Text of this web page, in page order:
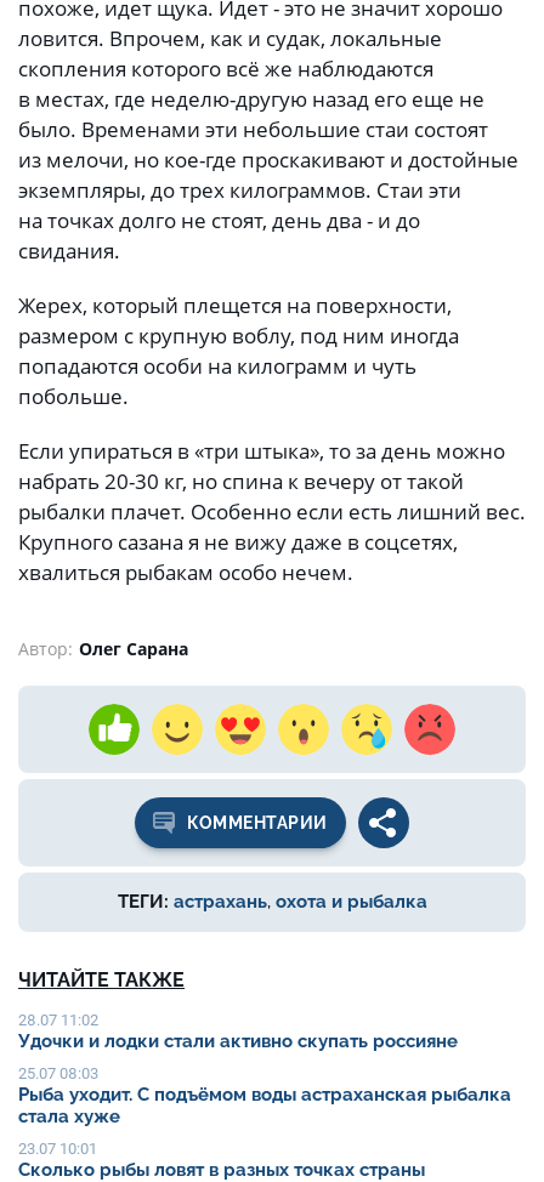
похоже, идет щука. Идет - это не значит хорошо
ловится. Впрочем, как и судак, локальные
скопления которого всё же наблюдаются
в местах, где неделю-другую назад его еще не
было. Временами эти небольшие стаи состоят
из мелочи, но кое-где проскакивают и достойные
экземпляры, до трех килограммов. Стаи эти
на точках долго не стоят, день два - и до
свидания.
Жерех, который плещется на поверхности,
размером с крупную воблу, под ним иногда
попадаются особи на килограмм и чуть
побольше.
Если упираться в «три штыка», то за день можно
набрать 20-30 кг, но спина к вечеру от такой
рыбалки плачет. Особенно если есть лишний вес.
Крупного сазана я не вижу даже в соцсетях,
хвалиться рыбакам особо нечем.
Автор: Олег Сарана
КОММЕНТАРИИ
ТЕГИ: астрахань, охота и рыбалка
ЧИТАЙТЕ ТАКЖЕ
28.07 11:02
Удочки и лодки стали активно скупать россияне
25.07 08:03
Рыба уходит. С подъёмом воды астраханская рыбалка
стала хуже
23.07 10:01
Сколько рыбы ловят в разных точках страны